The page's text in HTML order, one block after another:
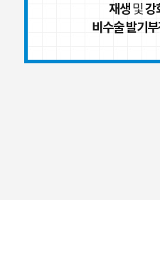
재생및강
비수술 발기